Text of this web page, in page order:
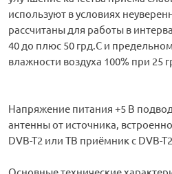
используют в условиях
рассчитаны для работы в
40 до плюс 50 грд.С и
влажности воздуха 100% при 25
Напряжение питания +5 В
антенны от источника,
DVB-T2 или ТВ приёмник с DVB-